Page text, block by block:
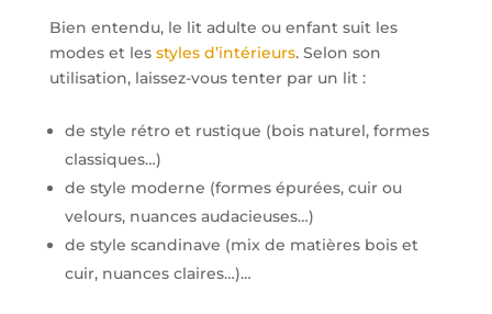
Bien entendu, le lit adulte ou enfant suit les
modes et les styles d’intérieurs. Selon son
utilisation, laissez-vous tenter par un lit :
de style rétro et rustique (bois naturel, formes
classiques…)
de style moderne (formes épurées, cuir ou
velours, nuances audacieuses…)
de style scandinave (mix de matières bois et
cuir, nuances claires…)…